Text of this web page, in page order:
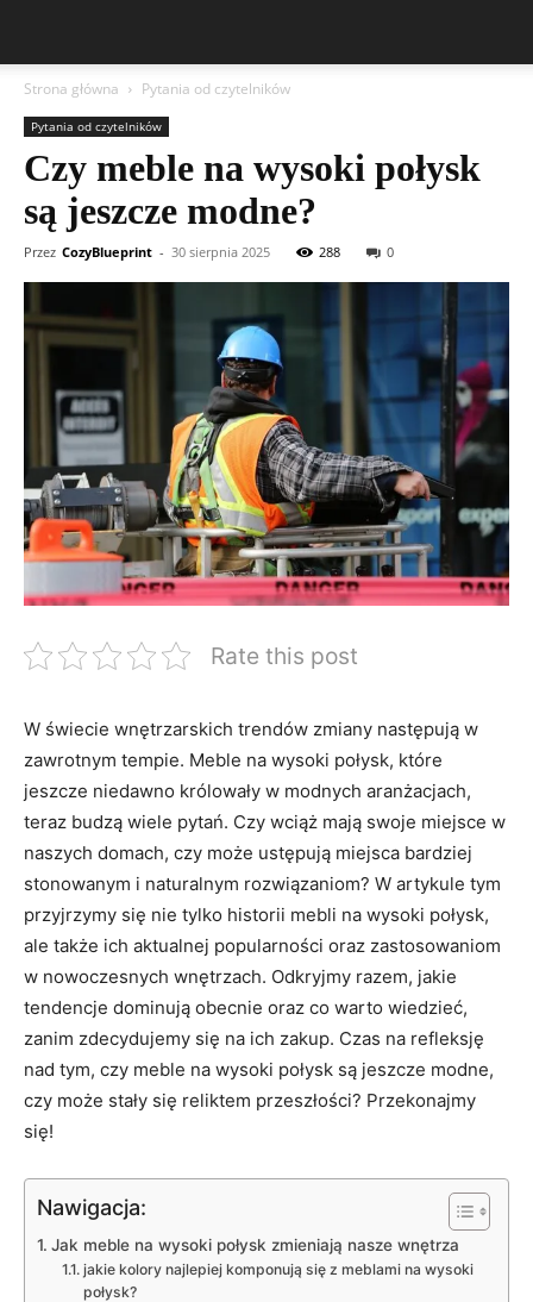
Strona główna Pytania od czytelników
Pytania od czytelników
Czy meble na wysoki połysk
są jeszcze modne?
Przez CozyBlueprint - 30 sierpnia 2025 288 0
Rate this post
W świecie wnętrzarskich trendów zmiany następują​ w
zawrotnym tempie. Meble na wysoki połysk, które‌
jeszcze niedawno królowały ⁣w modnych‌ aranżacjach,⁣
teraz budzą wiele pytań. Czy ​wciąż⁤ mają swoje miejsce ​w
⁢naszych domach, czy może ⁤ustępują⁣ miejsca ⁣bardziej
stonowanym ‍i naturalnym rozwiązaniom? ⁣W artykule tym
przyjrzymy się nie tylko ​historii mebli na ⁣wysoki połysk,
ale także ich⁣ aktualnej popularności oraz ⁣zastosowaniom
w‍ nowoczesnych wnętrzach. ⁤Odkryjmy razem, jakie
⁣tendencje ‍dominują obecnie oraz co warto wiedzieć,
⁢zanim zdecydujemy się na ich zakup. Czas na ‍refleksję
nad tym, czy meble na wysoki ⁢połysk są jeszcze modne,
czy może⁤ stały się reliktem przeszłości? ⁣Przekonajmy
się!
Nawigacja:
Jak meble ⁤na‌ wysoki połysk zmieniają nasze‌ wnętrza
jakie‌ kolory najlepiej⁢ komponują się z meblami na wysoki
połysk?